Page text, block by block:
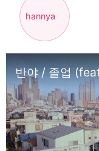
hannya
반야 / 졸업